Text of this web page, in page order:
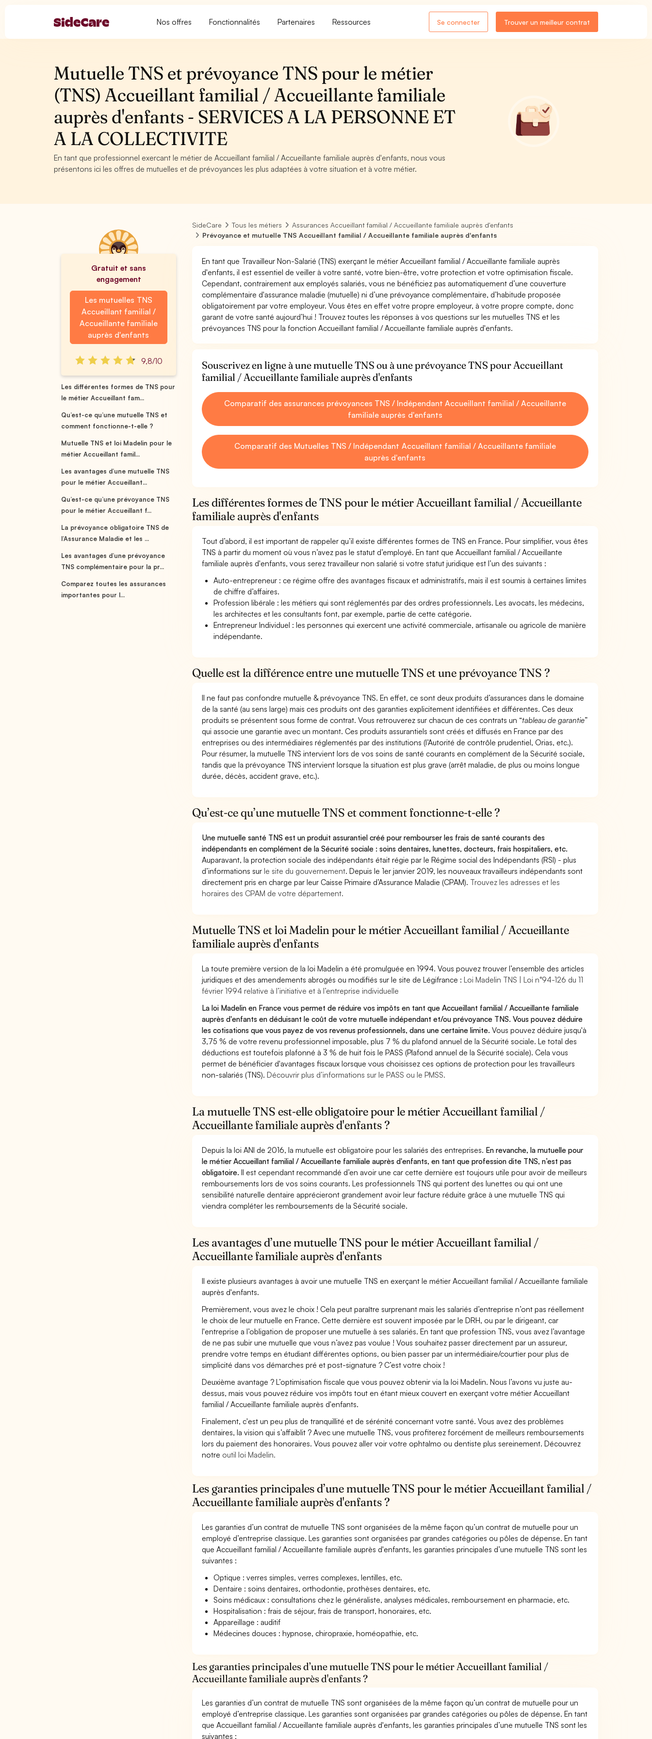
Nos offres Fonctionnalités Partenaires Ressources Se connecter Trouver un meilleur contrat
Mutuelle TNS et prévoyance TNS pour le métier
(TNS) Accueillant familial / Accueillante familiale
auprès d'enfants - SERVICES A LA PERSONNE ET
A LA COLLECTIVITE
En tant que professionnel exercant le métier de Accueillant familial / Accueillante familiale auprès d'enfants, nous vous
présentons ici les offres de mutuelles et de prévoyances les plus adaptées à votre situation et à votre métier.
Gratuit et sans
engagement
Les mutuelles TNS
Accueillant familial /
Accueillante familiale
auprès d'enfants
9,8/10
Les différentes formes de TNS pour
le métier Accueillant fam...
Qu’est-ce qu’une mutuelle TNS et
comment fonctionne-t-elle ?
Mutuelle TNS et loi Madelin pour le
métier Accueillant famil...
Les avantages d’une mutuelle TNS
pour le métier Accueillant...
Qu’est-ce qu’une prévoyance TNS
pour le métier Accueillant f...
La prévoyance obligatoire TNS de
l’Assurance Maladie et les ...
Les avantages d’une prévoyance
TNS complémentaire pour la pr...
Comparez toutes les assurances
importantes pour l...
SideCare Tous les métiers
Assurances Accueillant familial / Accueillante familiale auprès d'enfants
Prévoyance et mutuelle TNS Accueillant familial / Accueillante familiale auprès d'enfants
En tant que Travailleur Non-Salarié (TNS) exerçant le métier Accueillant familial / Accueillante familiale auprès
d'enfants, il est essentiel de veiller à votre santé, votre bien-être, votre protection et votre optimisation fiscale.
Cependant, contrairement aux employés salariés, vous ne bénéficiez pas automatiquement d’une couverture
complémentaire d'assurance maladie (mutuelle) ni d’une prévoyance complémentaire, d’habitude proposée
obligatoirement par votre employeur. Vous êtes en effet votre propre employeur, à votre propre compte, donc
garant de votre santé aujourd’hui ! Trouvez toutes les réponses à vos questions sur les mutuelles TNS et les
prévoyances TNS pour la fonction Accueillant familial / Accueillante familiale auprès d'enfants.
Souscrivez en ligne à une mutuelle TNS ou à une prévoyance TNS pour Accueillant
familial / Accueillante familiale auprès d'enfants
Comparatif des assurances prévoyances TNS / Indépendant Accueillant familial / Accueillante
familiale auprès d'enfants
Comparatif des Mutuelles TNS / Indépendant Accueillant familial / Accueillante familiale
auprès d'enfants
Les différentes formes de TNS pour le métier Accueillant familial / Accueillante
familiale auprès d'enfants
Tout d’abord, il est important de rappeler qu’il existe différentes formes de TNS en France. Pour simplifier, vous êtes
TNS à partir du moment où vous n’avez pas le statut d’employé. En tant que Accueillant familial / Accueillante
familiale auprès d'enfants, vous serez travailleur non salarié si votre statut juridique est l’un des suivants :
Auto-entrepreneur : ce régime offre des avantages fiscaux et administratifs, mais il est soumis à certaines limites
de chiffre d’affaires.
Profession libérale : les métiers qui sont réglementés par des ordres professionnels. Les avocats, les médecins,
les architectes et les consultants font, par exemple, partie de cette catégorie.
Entrepreneur Individuel : les personnes qui exercent une activité commerciale, artisanale ou agricole de manière
indépendante.
Quelle est la différence entre une mutuelle TNS et une prévoyance TNS ?
Il ne faut pas confondre mutuelle & prévoyance TNS. En effet, ce sont deux produits d’assurances dans le domaine
de la santé (au sens large) mais ces produits ont des garanties explicitement identifiées et différentes. Ces deux
produits se présentent sous forme de contrat. Vous retrouverez sur chacun de ces contrats un “tableau de garantie”
qui associe une garantie avec un montant. Ces produits assurantiels sont créés et diffusés en France par des
entreprises ou des intermédiaires réglementés par des institutions (l’Autorité de contrôle prudentiel, Orias, etc.).
Pour résumer, la mutuelle TNS intervient lors de vos soins de santé courants en complément de la Sécurité sociale,
tandis que la prévoyance TNS intervient lorsque la situation est plus grave (arrêt maladie, de plus ou moins longue
durée, décès, accident grave, etc.).
Qu’est-ce qu’une mutuelle TNS et comment fonctionne-t-elle ?
Une mutuelle santé TNS est un produit assurantiel créé pour rembourser les frais de santé courants des
indépendants en complément de la Sécurité sociale : soins dentaires, lunettes, docteurs, frais hospitaliers, etc.
Auparavant, la protection sociale des indépendants était régie par le Régime social des Indépendants (RSI) - plus
d’informations surle site du gouvernement. Depuis le 1er janvier 2019, les nouveaux travailleurs indépendants sont
directement pris en charge par leur Caisse Primaire d’Assurance Maladie (CPAM). Trouvez les adresses et les
horaires des CPAM de votre département.
Mutuelle TNS et loi Madelin pour le métier Accueillant familial / Accueillante
familiale auprès d'enfants
La toute première version de la loi Madelin a été promulguée en 1994. Vous pouvez trouver l’ensemble des articles
juridiques et des amendements abrogés ou modifiés sur le site de Légifrance :Loi Madelin TNS | Loi n°94-126 du 11
février 1994 relative à l’initiative et à l’entreprise individuelle
La loi Madelin en France vous permet de réduire vos impôts en tant que Accueillant familial / Accueillante familiale
auprès d'enfants en déduisant le coût de votre mutuelle indépendant et/ou prévoyance TNS. Vous pouvez déduire
les cotisations que vous payez de vos revenus professionnels, dans une certaine limite.Vous pouvez déduire jusqu'à
3,75 % de votre revenu professionnel imposable, plus 7 % du plafond annuel de la Sécurité sociale. Le total des
déductions est toutefois plafonné à 3 % de huit fois le PASS (Plafond annuel de la Sécurité sociale). Cela vous
permet de bénéficier d'avantages fiscaux lorsque vous choisissez ces options de protection pour les travailleurs
non-salariés (TNS).Découvrir plus d’informations sur le PASS ou le PMSS.
La mutuelle TNS est-elle obligatoire pour le métier Accueillant familial /
Accueillante familiale auprès d'enfants ?
Depuis la loi ANI de 2016, la mutuelle est obligatoire pour les salariés des entreprises. En revanche, la mutuelle pour
le métier Accueillant familial / Accueillante familiale auprès d'enfants, en tant que profession dite TNS, n’est pas
obligatoire.Il est cependant recommandé d’en avoir une car cette dernière est toujours utile pour avoir de meilleurs
remboursements lors de vos soins courants. Les professionnels TNS qui portent des lunettes ou qui ont une
sensibilité naturelle dentaire apprécieront grandement avoir leur facture réduite grâce à une mutuelle TNS qui
viendra compléter les remboursements de la Sécurité sociale.
Les avantages d’une mutuelle TNS pour le métier Accueillant familial /
Accueillante familiale auprès d'enfants
Il existe plusieurs avantages à avoir une mutuelle TNS en exerçant le métier Accueillant familial / Accueillante familiale
auprès d'enfants.
Premièrement, vous avez le choix ! Cela peut paraître surprenant mais les salariés d’entreprise n’ont pas réellement
le choix de leur mutuelle en France. Cette dernière est souvent imposée par le DRH, ou par le dirigeant, car
l'entreprise a l’obligation de proposer une mutuelle à ses salariés. En tant que profession TNS, vous avez l’avantage
de ne pas subir une mutuelle que vous n’avez pas voulue ! Vous souhaitez passer directement par un assureur,
prendre votre temps en étudiant différentes options, ou bien passer par un intermédiaire/courtier pour plus de
simplicité dans vos démarches pré et post-signature ? C’est votre choix !
Deuxième avantage ? L’optimisation fiscale que vous pouvez obtenir via la loi Madelin. Nous l’avons vu juste au-
dessus, mais vous pouvez réduire vos impôts tout en étant mieux couvert en exerçant votre métier Accueillant
familial / Accueillante familiale auprès d'enfants.
Finalement, c'est un peu plus de tranquillité et de sérénité concernant votre santé. Vous avez des problèmes
dentaires, la vision qui s’affaiblit ? Avec une mutuelle TNS, vous profiterez forcément de meilleurs remboursements
lors du paiement des honoraires. Vous pouvez aller voir votre ophtalmo ou dentiste plus sereinement. Découvrez
notre outil loi Madelin.
Les garanties principales d’une mutuelle TNS pour le métier Accueillant familial /
Accueillante familiale auprès d'enfants ?
Les garanties d’un contrat de mutuelle TNS sont organisées de la même façon qu’un contrat de mutuelle pour un
employé d’entreprise classique. Les garanties sont organisées par grandes catégories ou pôles de dépense. En tant
que Accueillant familial / Accueillante familiale auprès d'enfants, les garanties principales d’une mutuelle TNS sont les
suivantes :
Optique : verres simples, verres complexes, lentilles, etc.
Dentaire : soins dentaires, orthodontie, prothèses dentaires, etc.
Soins médicaux : consultations chez le généraliste, analyses médicales, remboursement en pharmacie, etc.
Hospitalisation : frais de séjour, frais de transport, honoraires, etc.
Appareillage : auditif
Médecines douces : hypnose, chiropraxie, homéopathie, etc.
Les garanties principales d’une mutuelle TNS pour le métier Accueillant familial /
Accueillante familiale auprès d'enfants ?
Les garanties d’un contrat de mutuelle TNS sont organisées de la même façon qu’un contrat de mutuelle pour un
employé d’entreprise classique. Les garanties sont organisées par grandes catégories ou pôles de dépense. En tant
que Accueillant familial / Accueillante familiale auprès d'enfants, les garanties principales d’une mutuelle TNS sont les
suivantes :